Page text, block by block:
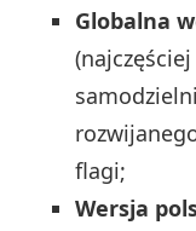
Globalna
flagi;
Wersja